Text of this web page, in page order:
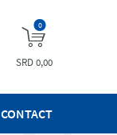
0
SRD 0,00
CONTACT